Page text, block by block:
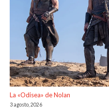
La «Odisea» de Nolan
3 agosto, 2026